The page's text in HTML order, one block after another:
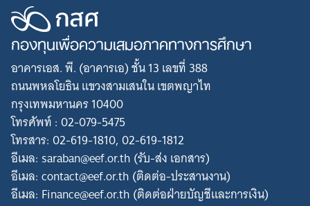
กองทุนเพื่อความเสมอภาคทางการศึกษา
อาคารเอส. พี. (อาคารเอ) ชั้น 13 เลขที่ 388
ถนนพหลโยธิน แขวงสามเสนใน เขตพญาไท
กรุงเทพมหานคร 10400
โทรศัพท์ : 02-079-5475
โทรสาร: 02-619-1810, 02-619-1812
อีเมล: saraban@eef.or.th (รับ-ส่ง เอกสาร)
อีเมล: contact@eef.or.th (ติดต่อ-ประสานงาน)
อีเมล: Finance@eef.or.th (ติดต่อฝ่ายบัญชีและการเงิน)